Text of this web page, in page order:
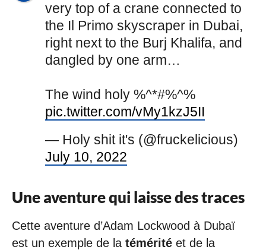
very top of a crane connected to
the Il Primo skyscraper in Dubai,
right next to the Burj Khalifa, and
dangled by one arm…
The wind holy %^*#%^%
pic.twitter.com/vMy1kzJ5II
— Holy shit it's (@fruckelicious)
July 10, 2022
Une aventure qui laisse des traces
Cette aventure d’Adam Lockwood à Dubaï
est un exemple de la témérité et de la